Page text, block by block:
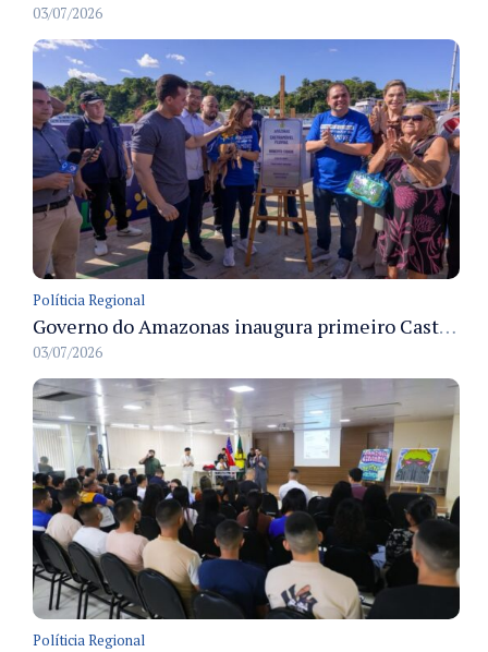
03/07/2026
Políticia Regional
Governo do Amazonas inaugura primeiro Castramóvel Fluvial para atendimento veterinário às comunidades ribeirinhas e castração gratuita
03/07/2026
Políticia Regional